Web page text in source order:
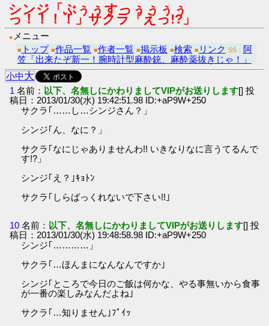
シンジ「ぶぅぅすっぅぅぅぅ
っ！！！！」サクラ「えっ!?」
● メニュー
■ トップ ■作品一覧 ■作者一覧 ■掲示板 ■検索 ■ リンク SS： 阿
笠「出来たぞ新一！腕時計型麻酔銃、麻酔薬抜きじゃ！」
小中大
1 名前： 以下、名無しにかわりましてVIPがお送りします[] 投
稿日：2013/01/30(水) 19:42:51.98 ID:+aP9W+250
サクラ｢……し…シンジさん？」
シンジ｢ん、なに？」
サクラ｢なにじゃありませんわ!! いきなりなに言うてるんで
す!?」
シンジ｢え？｣ｷｮﾄﾝ
サクラ｢しらばっくれないで下さい!!｣
10 名前： 以下、名無しにかわりましてVIPがお送りします[] 投
稿日：2013/01/30(水) 19:48:58.98 ID:+aP9W+250
シンジ｢…………」
サクラ｢…ほんまになんなんですか｣
シンジ｢ところで今日のご飯は何かな、やる事無いから食事
が一番の楽しみなんだよね｣
サクラ｢…知りません｣ﾌﾟｲｯ